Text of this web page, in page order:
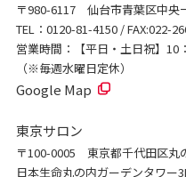
〒980-6117 仙台市青葉区中央
TEL：0120-81-4150 / FAX:022-
営業時間：【平日・土日祝】10
（※毎週水曜日定休）
Google Map
東京サロン
〒100-0005 東京都千代田区丸
日本生命丸の内ガーデンタワー